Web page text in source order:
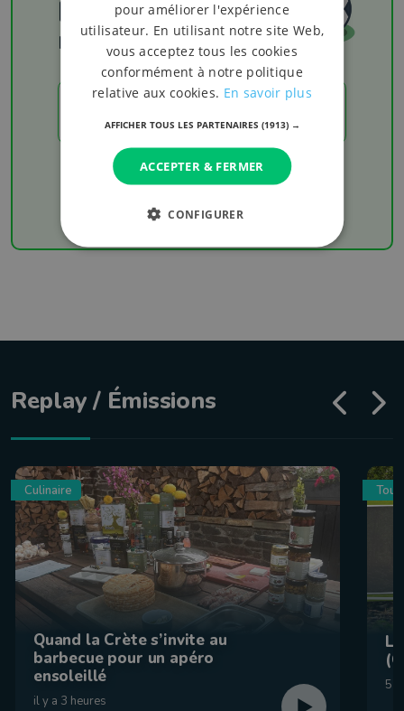
Football
Les résultats
Chaque week-end retrouvez les derniers
résultats de votre équipe favorite
Replay / Émissions
Culinaire
Quand la Crète s’invite au
barbecue pour un apéro
ensoleillé
il y a 3 heures
5
pour améliorer l'expérience
utilisateur. En utilisant notre site Web,
vous acceptez tous les cookies
conformément à notre politique
relative aux cookies. En savoir plus
AFFICHER TOUS LES PARTENAIRES (1913) →
ACCEPTER & FERMER
CONFIGURER